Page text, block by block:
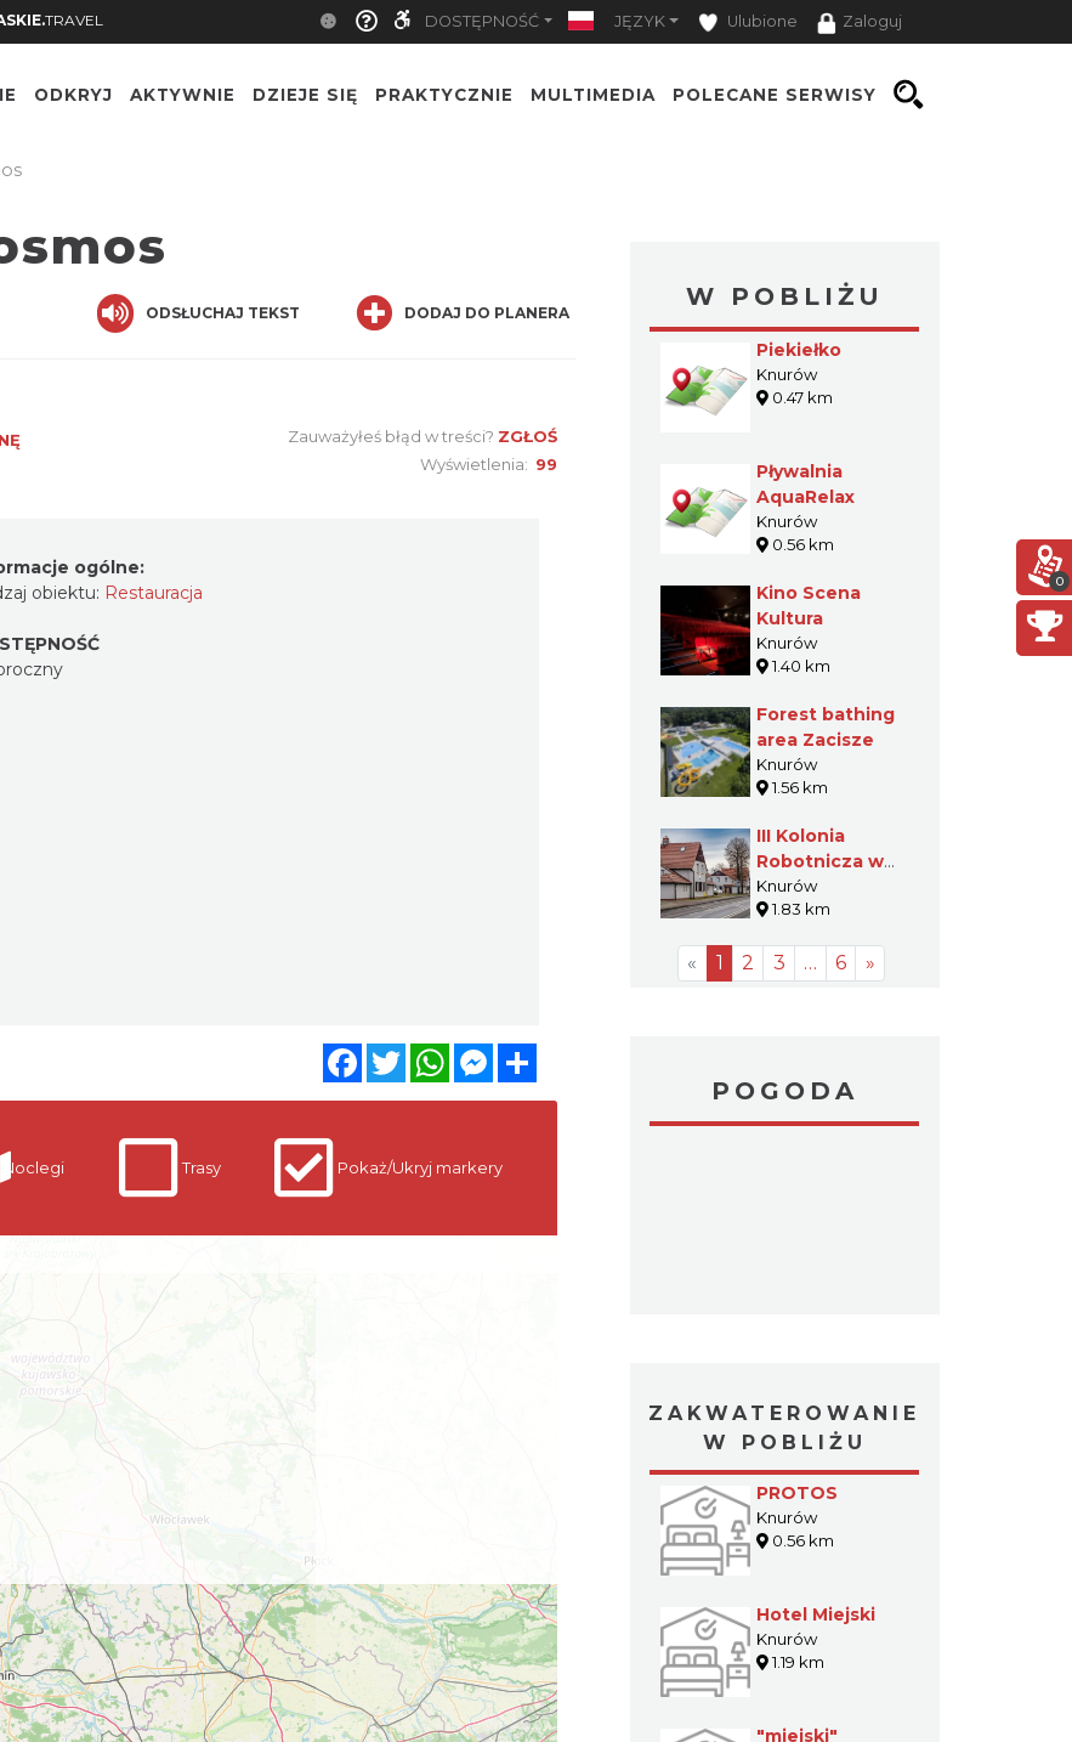
TRAVEL DOSTĘPNOŚĆ JĘZYK Ulubione Zaloguj
ODKRYJ AKTYWNIE DZIEJE SIĘ PRAKTYCZNIE MULTIMEDIA POLECANE SERWISY
ODSŁUCHAJ TEKST DODAJ DO PLANERA
Zauważyłeś błąd w treści? ZGŁOŚ
Wyświetlenia: 99
ogólne:
obiektu: Restauracja
FacebookTwitterWhatsAppMessenger
Noclegi Trasy Pokaż/Ukryj markery
W POBLIŻU
Piekiełko
Knurów
0.47 km
Pływalnia
AquaRelax
Knurów
0.56 km
Kino Scena
Kultura
Knurów
1.40 km
Forest bathing
area Zacisze
Knurów
1.56 km
III Kolonia
Robotnicza w
Knurowie
Knurów
1.83 km
« 1 2 3 … 6 »
POGODA
ZAKWATEROWANIE
W POBLIŻU
PROTOS
Knurów
0.56 km
Hotel Miejski
Knurów
1.19 km
"miejski"
0